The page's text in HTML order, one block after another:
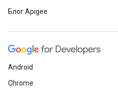
Блог Apigee
Android
Chrome